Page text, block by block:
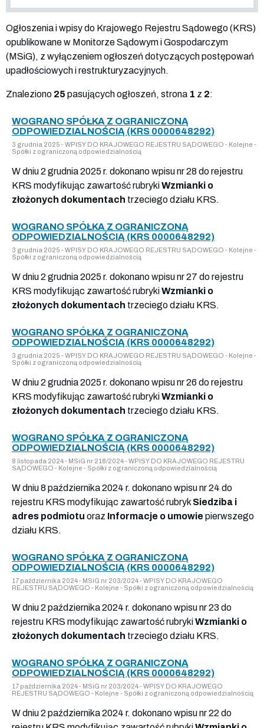
Ogłoszenia i wpisy do Krajowego Rejestru Sądowego (KRS)
opublikowane w Monitorze Sądowym i Gospodarczym
(MSiG), z wyłączeniem ogłoszeń dotyczących postępowań
upadłościowych i restrukturyzacyjnych.
Znaleziono 25 pasujących ogłoszeń, strona 1 z 2:
WOGRANO SPÓŁKA Z OGRANICZONĄ
ODPOWIEDZIALNOŚCIĄ (KRS 0000648292)
3 grudnia 2025 - WPISY DO KRAJOWEGO REJESTRU SĄDOWEGO - Kolejne -
Spółki z ograniczoną odpowiedzialnością
W dniu 2 grudnia 2025 r. dokonano wpisu nr 28 do rejestru
KRS modyfikując zawartość rubrykiWzmianki o
złożonych dokumentach trzeciego działu KRS.
WOGRANO SPÓŁKA Z OGRANICZONĄ
ODPOWIEDZIALNOŚCIĄ (KRS 0000648292)
3 grudnia 2025 - WPISY DO KRAJOWEGO REJESTRU SĄDOWEGO - Kolejne -
Spółki z ograniczoną odpowiedzialnością
W dniu 2 grudnia 2025 r. dokonano wpisu nr 27 do rejestru
KRS modyfikując zawartość rubrykiWzmianki o
złożonych dokumentach trzeciego działu KRS.
WOGRANO SPÓŁKA Z OGRANICZONĄ
ODPOWIEDZIALNOŚCIĄ (KRS 0000648292)
3 grudnia 2025 - WPISY DO KRAJOWEGO REJESTRU SĄDOWEGO - Kolejne -
Spółki z ograniczoną odpowiedzialnością
W dniu 2 grudnia 2025 r. dokonano wpisu nr 26 do rejestru
KRS modyfikując zawartość rubrykiWzmianki o
złożonych dokumentach trzeciego działu KRS.
WOGRANO SPÓŁKA Z OGRANICZONĄ
ODPOWIEDZIALNOŚCIĄ (KRS 0000648292)
8 listopada 2024 - MSiG nr 218/2024 - WPISY DO KRAJOWEGO REJESTRU
SĄDOWEGO - Kolejne - Spółki z ograniczoną odpowiedzialnością
W dniu 8 października 2024 r. dokonano wpisu nr 24 do
rejestru KRS modyfikując zawartość rubryk Siedziba i
adres podmiotu oraz Informacje o umowie pierwszego
działu KRS.
WOGRANO SPÓŁKA Z OGRANICZONĄ
ODPOWIEDZIALNOŚCIĄ (KRS 0000648292)
17 października 2024 - MSiG nr 203/2024 - WPISY DO KRAJOWEGO
REJESTRU SĄDOWEGO - Kolejne - Spółki z ograniczoną odpowiedzialnością
W dniu 2 października 2024 r. dokonano wpisu nr 23 do
rejestru KRS modyfikując zawartość rubrykiWzmianki o
złożonych dokumentach trzeciego działu KRS.
WOGRANO SPÓŁKA Z OGRANICZONĄ
ODPOWIEDZIALNOŚCIĄ (KRS 0000648292)
17 października 2024 - MSiG nr 203/2024 - WPISY DO KRAJOWEGO
REJESTRU SĄDOWEGO - Kolejne - Spółki z ograniczoną odpowiedzialnością
W dniu 2 października 2024 r. dokonano wpisu nr 22 do